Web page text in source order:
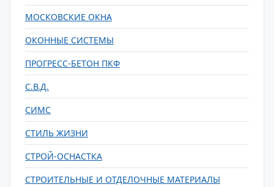
МОСКОВСКИЕ ОКНА
ОКОННЫЕ СИСТЕМЫ
ПРОГРЕСС-БЕТОН ПКФ
С.В.Д.
СИМС
СТИЛЬ ЖИЗНИ
СТРОЙ-ОСНАСТКА
СТРОИТЕЛЬНЫЕ И ОТДЕЛОЧНЫЕ МАТЕРИАЛЫ